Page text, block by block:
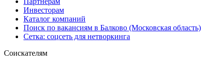
Инвесторам
Каталог компаний
Поиск по вакансиям в Балково (Московская область)
Сетка: соцсеть для нетворкинга
Соискателям